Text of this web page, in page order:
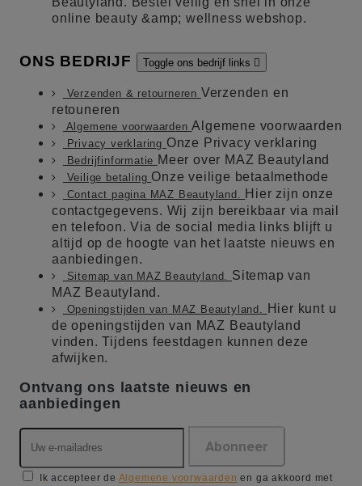
online beauty &amp; wellness webshop.
ONS BEDRIJF Toggle ons bedrijf links 
Verzenden & retourneren Verzenden en
retouneren
Algemene voorwaardenAlgemene voorwaarden
Privacy verklaring Onze Privacy verklaring
Bedrijfinformatie Meer over MAZ Beautyland
Veilige betaling Onze veilige betaalmethode
Contact pagina MAZ Beautyland. Hier zijn onze
contactgegevens. Wij zijn bereikbaar via mail
en telefoon. Via de social media links blijft u
altijd op de hoogte van het laatste nieuws en
aanbiedingen.
Sitemap van MAZ Beautyland. Sitemap van
MAZ Beautyland.
Openingstijden van MAZ Beautyland.
Hier kunt u
de openingstijden van MAZ Beautyland
vinden. Tijdens feestdagen kunnen deze
afwijken.
Ontvang ons laatste nieuws en
aanbiedingen
Ik accepteer de Algemene voorwaarden en ga akkoord met